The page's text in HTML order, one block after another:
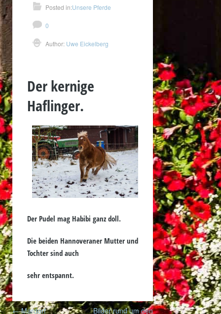
Posted in:Unsere Pferde
0
Author: Uwe Eickelberg
Der kernige
Haflinger.
Der Pudel mag Habibi ganz doll.
Die beiden Hannoveraner Mutter und
Tochter sind auch
sehr entspannt.
Post
←Mardorf Bilder rund um den